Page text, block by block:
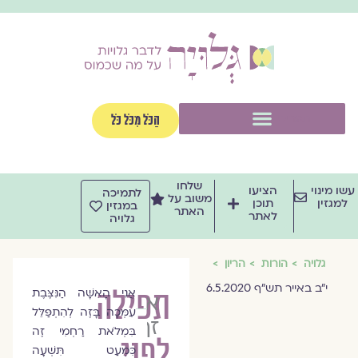
הַכֹּל מִכֹּל כֹּל
מינוי
למגזין
הציעו
תוכן
לאתר
שלחו
משוב על
האתר
לתמיכה
במגזין
גלויה
גלויה הורות הריון
י"ב באייר תש"ף 6.5.2020
תפילה
אורה
זך
אֲנִי הָאִשָּׁה הַנִּצֶּבֶת
עִמְּכָה בָּזֶה לְהִתְפַּלֵּל
בִּמְלֹאת רַחְמִי זֶה
כִּמְעַט תִּשְׁעָה